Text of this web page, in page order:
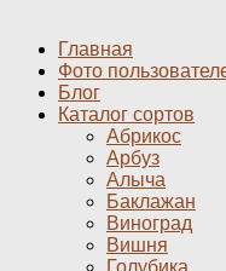
Главная
Фото
Блог
Каталог сортов
Абрикос
Арбуз
Алыча
Баклажан
Виноград
Вишня